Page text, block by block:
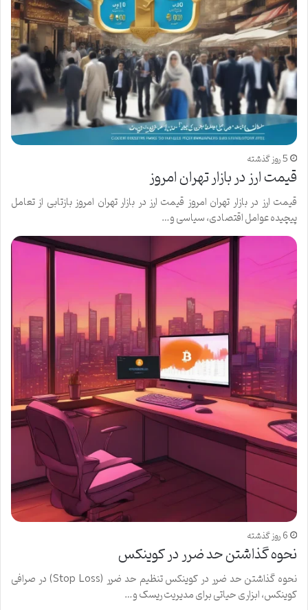
5 روز گذشته
قيمت ارز در بازار تهران امروز
قيمت ارز در بازار تهران امروز قیمت ارز در بازار تهران امروز بازتابی از تعامل
پیچیده عوامل اقتصادی، سیاسی و…
6 روز گذشته
نحوه گذاشتن حد ضرر در کوینکس
نحوه گذاشتن حد ضرر در کوینکس تنظیم حد ضرر (Stop Loss) در صرافی
کوینکس، ابزاری حیاتی برای مدیریت ریسک و…